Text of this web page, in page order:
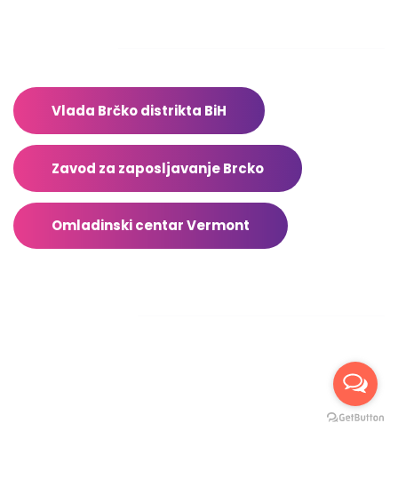
Vlada Brčko distrikta BiH
Zavod za zaposljavanje Brcko
Omladinski centar Vermont